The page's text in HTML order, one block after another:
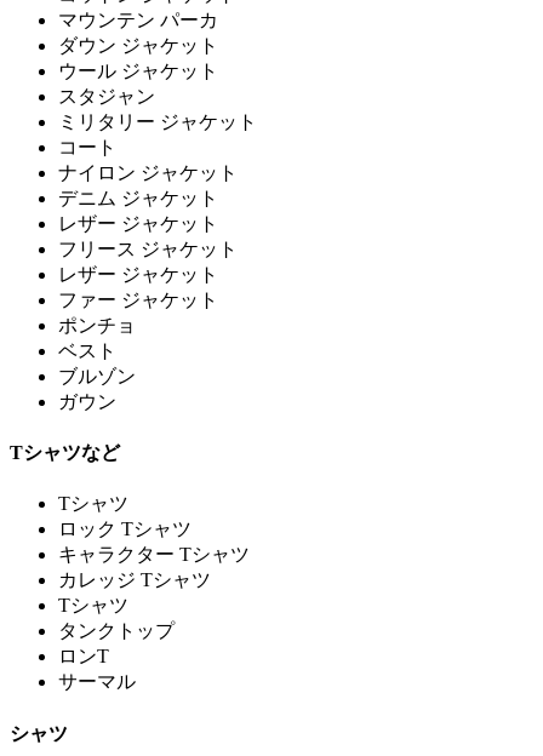
マウンテン パーカ
ダウン ジャケット
ウール ジャケット
スタジャン
ミリタリー ジャケット
コート
ナイロン ジャケット
デニム ジャケット
レザー ジャケット
フリース ジャケット
レザー ジャケット
ファー ジャケット
ポンチョ
ベスト
ブルゾン
ガウン
Tシャツなど
Tシャツ
ロック Tシャツ
キャラクター Tシャツ
カレッジ Tシャツ
Tシャツ
タンクトップ
ロンT
サーマル
シャツ